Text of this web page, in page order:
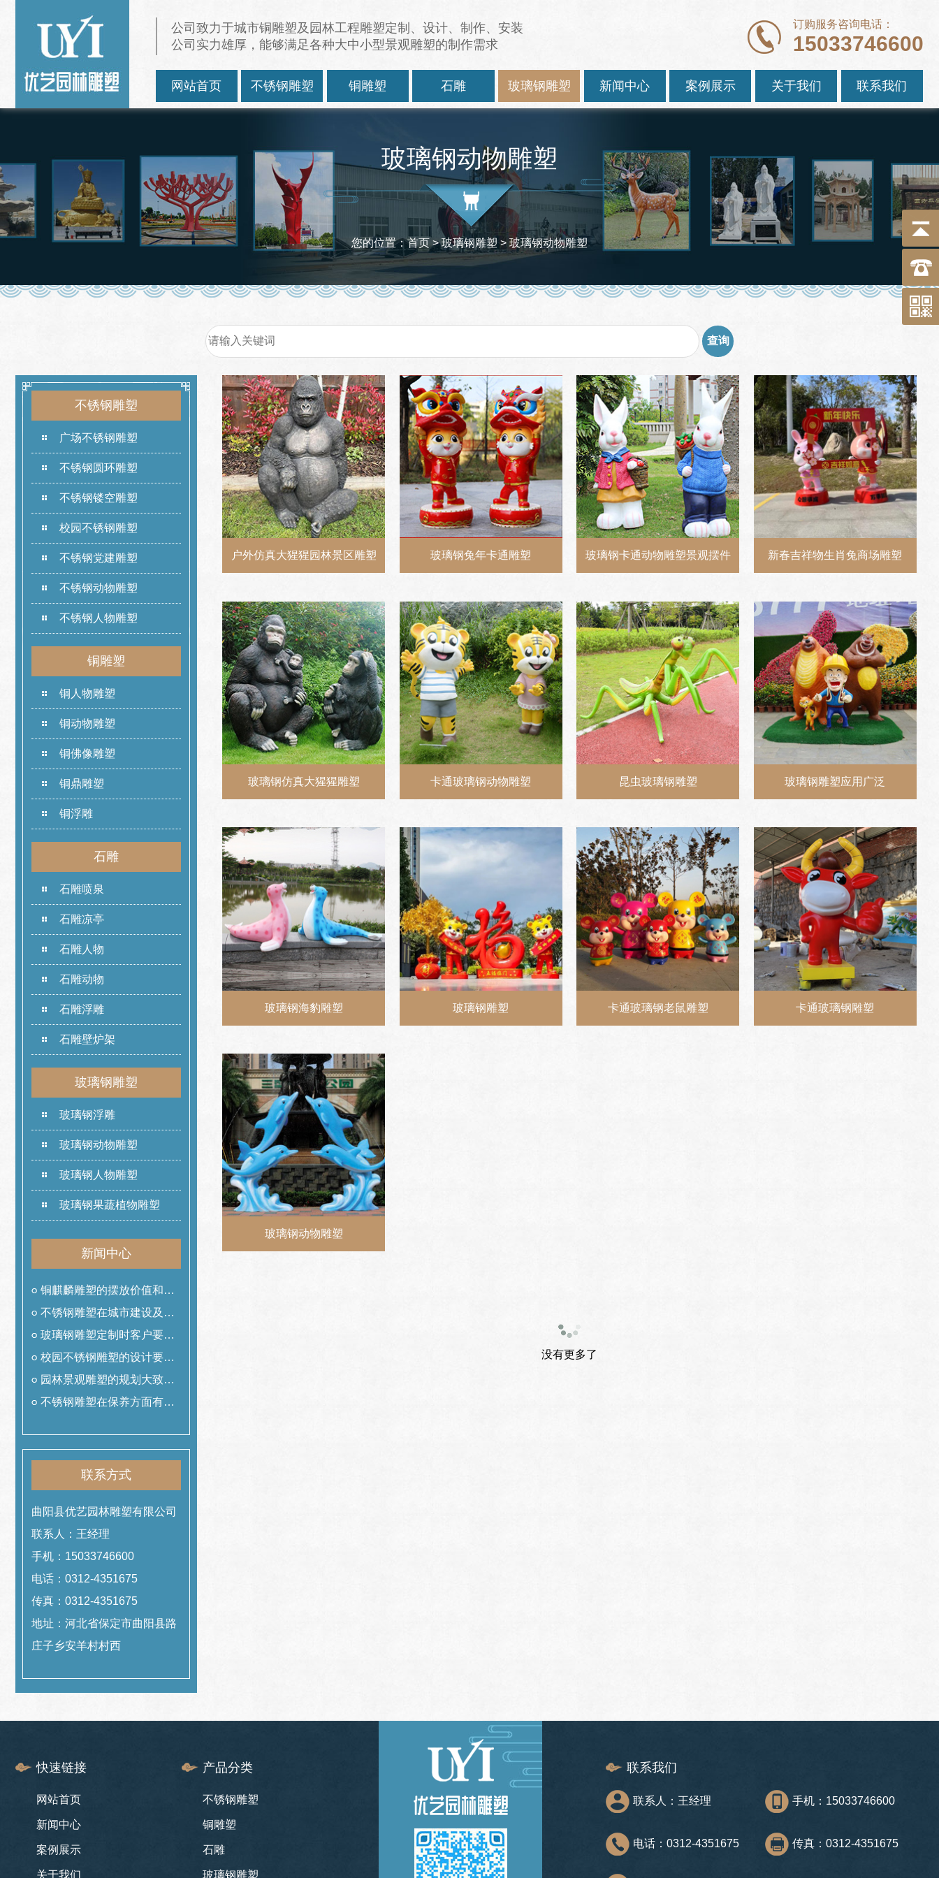
公司致力于城市铜雕塑及园林工程雕塑定制、设计、制作、安装
公司实力雄厚，能够满足各种大中小型景观雕塑的制作需求
订购服务咨询电话：
15033746600
网站首页 不锈钢雕塑 铜雕塑 石雕 玻璃钢雕塑 新闻中心 案例展示 关于我们 联系我们
玻璃钢动物雕塑
您的位置：首页 >玻璃钢雕塑 > 玻璃钢动物雕塑
不锈钢雕塑
广场不锈钢雕塑
不锈钢圆环雕塑
不锈钢镂空雕塑
校园不锈钢雕塑
不锈钢党建雕塑
不锈钢动物雕塑
不锈钢人物雕塑
铜雕塑
铜人物雕塑
铜动物雕塑
铜佛像雕塑
铜鼎雕塑
铜浮雕
石雕
石雕喷泉
石雕凉亭
石雕人物
石雕动物
石雕浮雕
石雕壁炉架
玻璃钢雕塑
玻璃钢浮雕
玻璃钢动物雕塑
玻璃钢人物雕塑
玻璃钢果蔬植物雕塑
新闻中心
铜麒麟雕塑的摆放价值和作
用
不锈钢雕塑在城市建设及美
化中的作用
玻璃钢雕塑定制时客户要提
前准备什么工作
校园不锈钢雕塑的设计要遵
从哪些理念
园林景观雕塑的规划大致可
以分为哪几类
不锈钢雕塑在保养方面有哪
联系方式
曲阳县优艺园林雕塑有限公司
联系人：王经理
手机：15033746600
电话：0312-4351675
传真：0312-4351675
地址：河北省保定市曲阳县路
庄子乡安羊村村西
户外仿真大猩猩园林景区雕塑 玻璃钢兔年卡通雕塑 玻璃钢卡通动物雕塑景观摆件 新春吉祥物生肖兔商场雕塑
玻璃钢仿真大猩猩雕塑 卡通玻璃钢动物雕塑 昆虫玻璃钢雕塑 玻璃钢雕塑应用广泛
玻璃钢海豹雕塑 玻璃钢雕塑 卡通玻璃钢老鼠雕塑 卡通玻璃钢雕塑
玻璃钢动物雕塑
没有更多了
快速链接
网站首页
新闻中心
案例展示
关于我们
产品分类
不锈钢雕塑
铜雕塑
石雕
玻璃钢雕塑
联系我们
联系人：王经理 手机：15033746600
电话：0312-4351675 传真：0312-4351675